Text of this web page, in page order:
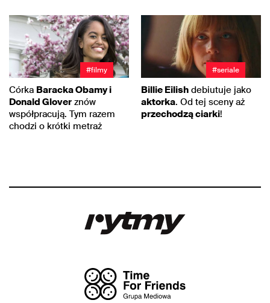
#filmy
Córka Baracka Obamy i
Donald Glover znów
współpracują. Tym razem
chodzi o krótki metraż
#seriale
Billie Eilish debiutuje jako
aktorka. Od tej sceny aż
przechodzą ciarki!